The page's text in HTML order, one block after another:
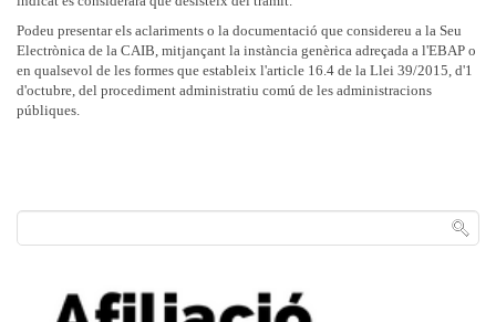
Podeu presentar els aclariments o la documentació que considereu a la Seu
Electrònica de la CAIB, mitjançant la instància genèrica adreçada a l'EBAP o
en qualsevol de les formes que estableix l'article 16.4 de la Llei 39/2015, d'1
d'octubre, del procediment administratiu comú de les administracions
públiques.